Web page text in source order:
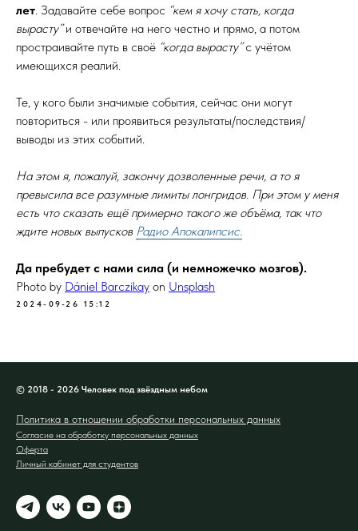
лет . Задавайте себе вопрос “кем я хочу стать, когда
вырасту”и отвечайте на него честно и прямо, а потом
простраивайте путь в своё “когда вырасту”с учётом
имеющихся реалий.
Те, у кого были значимые события, сейчас они могут
повториться - или проявиться результаты/последствия/
выводы из этих событий.
На этом я, пожалуй, закончу дозволенные речи, а то я
превысила все разумные лимиты лонгридов. При этом у меня
есть что сказать ещё примерно такого же объёма, так что
ждите новых выпусков Радио Апокалипсис.
Да пребудет с нами сила (и немножечко мозгов).
Photo by Dániel Barczikay on Unsplash
2024-09-26 15:12
© 2018 - 2026 Человек под звёздным небом
Политика в отношении обработки персональных данных
Согласие на обработку персональных данных
Оферта
Личный кабинет для студентов